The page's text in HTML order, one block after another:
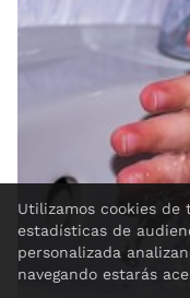
Utilizamos cookies de
estadísticas de
personalizada
navegando estarás